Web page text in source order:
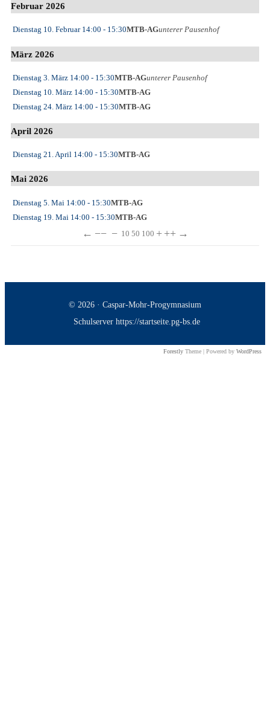
Februar 2026
Dienstag 10. Februar14:00 - 15:30MTB-AGunterer Pausenhof
März 2026
Dienstag 3. März 14:00 - 15:30MTB-AGunterer Pausenhof
Dienstag 10. März 14:00 - 15:30MTB-AG
Dienstag 24. März 14:00 - 15:30MTB-AG
April 2026
Dienstag 21. April 14:00 - 15:30MTB-AG
Mai 2026
Dienstag 5. Mai 14:00 - 15:30MTB-AG
Dienstag 19. Mai 14:00 - 15:30MTB-AG
← −− − 10 50 100 + ++ →
© 2026 · Caspar-Mohr-Progymnasium
Schulserver https://startseite.pg-bs.de
Forestly Theme | Powered by WordPress